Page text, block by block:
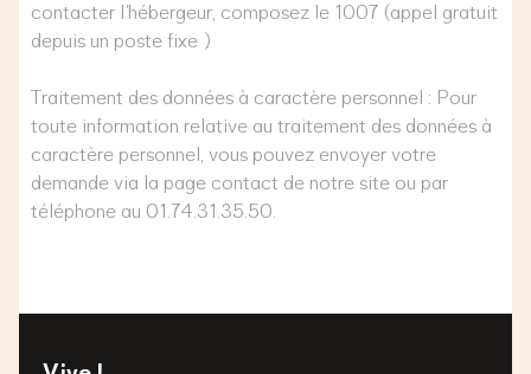
contacter l’hébergeur, composez le 1007 (appel gratuit
depuis un poste fixe).
Traitement des données à caractère personnel : Pour
toute information relative au traitement des données à
caractère personnel, vous pouvez envoyer votre
demande via la page contact de notre site ou par
téléphone au 01.74.31.35.50.